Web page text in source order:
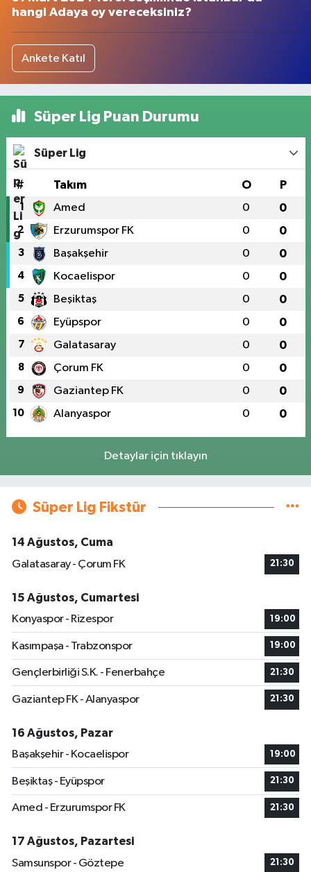
hangi Adaya oy vereceksiniz?
Ankete Katıl
Süper Lig Puan Durumu
Süper Lig
# Takım O P
1 Amed 0 0
2 Erzurumspor FK 0 0
3 Başakşehir 0 0
4 Kocaelispor 0 0
5 Beşiktaş 0 0
6 Eyüpspor 0 0
7 Galatasaray 0 0
8 Çorum FK 0 0
9 Gaziantep FK 0 0
10 Alanyaspor 0 0
Detaylar için tıklayın
Süper Lig Fikstür
14 Ağustos, Cuma
Galatasaray - Çorum FK
21:30
15 Ağustos, Cumartesi
Konyaspor - Rizespor
19:00
Kasımpaşa - Trabzonspor 19:00
Gençlerbirliği S.K. - Fenerbahçe 21:30
Gaziantep FK - Alanyaspor 21:30
16 Ağustos, Pazar
Başakşehir - Kocaelispor
19:00
Beşiktaş - Eyüpspor 21:30
Amed - Erzurumspor FK 21:30
17 Ağustos, Pazartesi
Samsunspor - Göztepe
21:30